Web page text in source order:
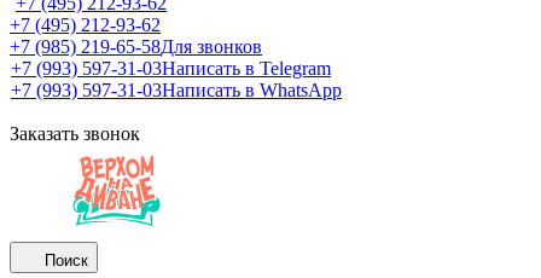
+7 (495) 212-93-62
+7 (985) 219-65-58Для звонков
+7 (993) 597-31-03Написать в Telegram
+7 (993) 597-31-03Написать в WhatsApp
Заказать звонок
Поиск